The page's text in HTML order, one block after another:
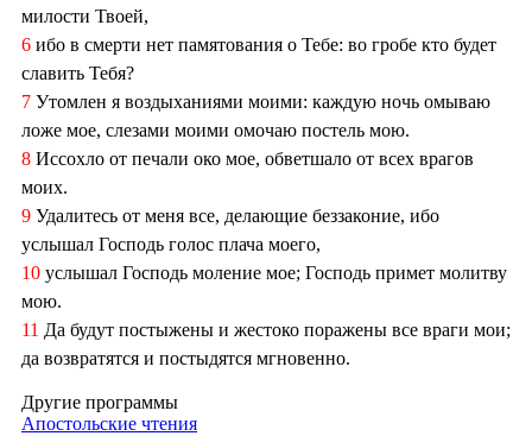
милости Твоей,
6 ибо в смерти нет памятования о Тебе: во гробе кто будет
славить Тебя?
7 Утомлен я воздыханиями моими: каждую ночь омываю
ложе мое, слезами моими омочаю постель мою.
8 Иссохло от печали око мое, обветшало от всех врагов
моих.
9 Удалитесь от меня все, делающие беззаконие, ибо
услышал Господь голос плача моего,
10 услышал Господь моление мое; Господь примет молитву
мою.
11 Да будут постыжены и жестоко поражены все враги мои;
да возвратятся и постыдятся мгновенно.
Другие программы
Апостольские чтения